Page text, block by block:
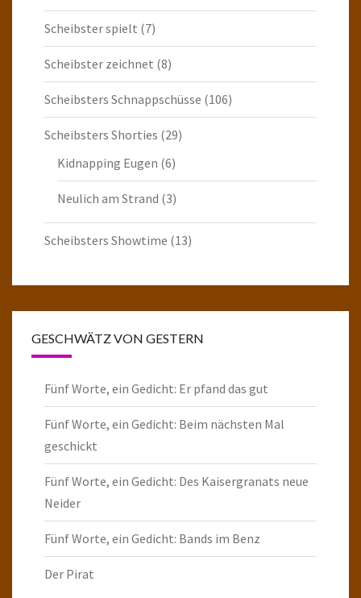
Scheibster spielt (7)
Scheibster zeichnet (8)
Scheibsters Schnappschüsse (106)
Scheibsters Shorties (29)
Kidnapping Eugen (6)
Neulich am Strand (3)
Scheibsters Showtime (13)
GESCHWÄTZ VON GESTERN
Fünf Worte, ein Gedicht: Er pfand das gut
Fünf Worte, ein Gedicht: Beim nächsten Mal
geschickt
Fünf Worte, ein Gedicht: Des Kaisergranats neue
Neider
Fünf Worte, ein Gedicht: Bands im Benz
Der Pirat